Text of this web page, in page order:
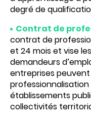
degré de
Contrat de
contrat de
et 24 mois et vise
demandeurs
entreprises
professionnalisation
établissements
collectivités